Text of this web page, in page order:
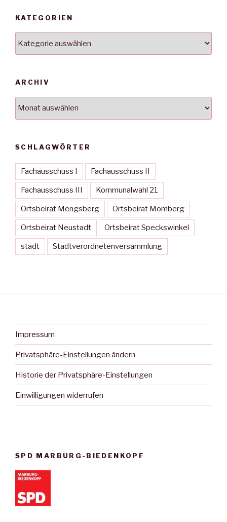
KATEGORIEN
ARCHIV
SCHLAGWÖRTER
Fachausschuss I Fachausschuss II
Fachausschuss III Kommunalwahl 21
Ortsbeirat Mengsberg Ortsbeirat Momberg
Ortsbeirat Neustadt Ortsbeirat Speckswinkel
stadt Stadtverordnetenversammlung
Impressum
Privatsphäre-Einstellungen ändern
Historie der Privatsphäre-Einstellungen
Einwilligungen widerrufen
SPD MARBURG-BIEDENKOPF